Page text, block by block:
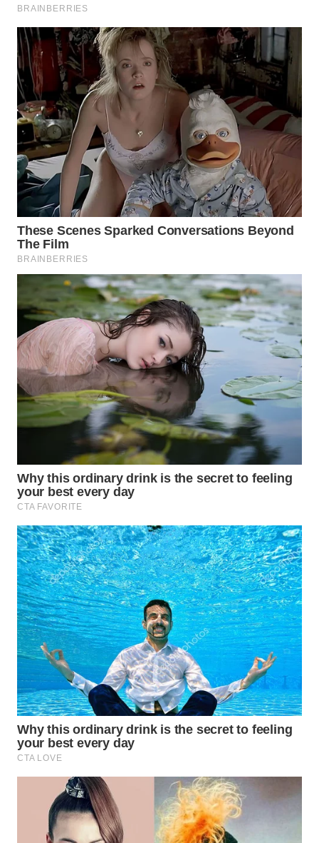
WN
SIMALUNGUN
WN
LABUHANBATU
WN
TAPANULI
TENGAH
WN DELI
SERDANG
WN
TINGGI
WN
PAKPAK
WN
KARAWANG
WN
WN
BOGOR
WN
DEPOK
WN
TAPANULI
UTARA
WN
SAMOSIR
WN
PADANG
LAWAS
WN
SUMEDANG
WN